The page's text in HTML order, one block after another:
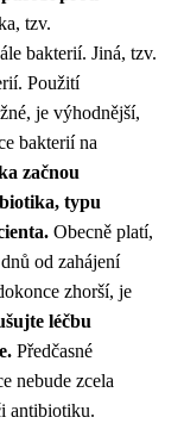
tzv.
bakterií. Jiná, tzv.
Použití
je výhodnější,
bakterií na
začnou
typu
Obecně platí,
od zahájení
zhorší, je
léčbu
Předčasné
nebude zcela
antibiotiku.